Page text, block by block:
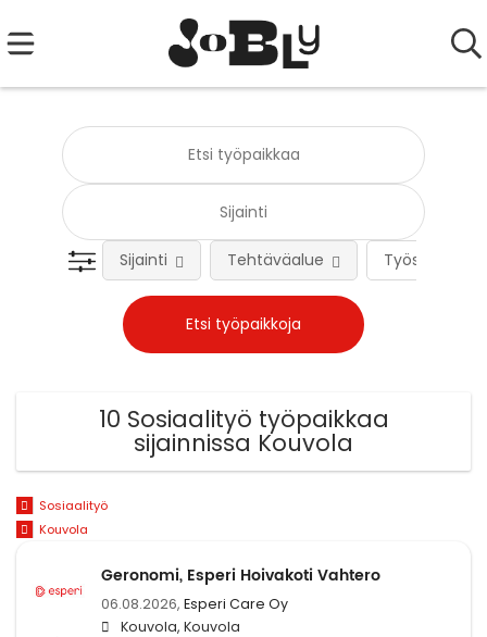
Työsuhteen
Sijainti Tehtäväalue
10 Sosiaalityö työpaikkaa
sijainnissa Kouvola
Sosiaalityö
Kouvola
Geronomi, Esperi Hoivakoti Vahtero
06.08.2026, Esperi Care Oy
Kouvola, Kouvola